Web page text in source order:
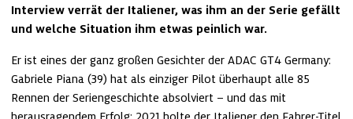
Interview verrät der Italiener, was ihm an der Serie gefällt
und welche Situation ihm etwas peinlich war.
Er ist eines der ganz großen Gesichter der ADAC GT4 Germany:
Gabriele Piana (39) hat als einziger Pilot überhaupt alle 85
Rennen der Seriengeschichte absolviert – und das mit